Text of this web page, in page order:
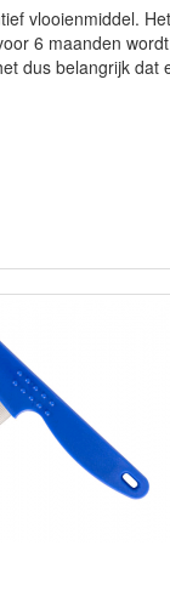
vlooienmiddel.
6 maanden
dus belangrijk dat